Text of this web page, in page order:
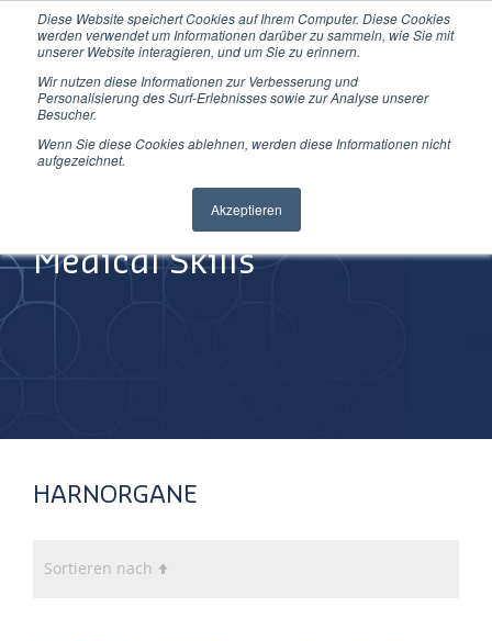
Diese Website speichert Cookies auf Ihrem Computer. Diese Cookies
werden verwendet um Informationen darüber zu sammeln, wie Sie mit
unserer Website interagieren, und um Sie zu erinnern.
Wir nutzen diese Informationen zur Verbesserung und
Personalisierung des Surf-Erlebnisses sowie zur Analyse unserer
Besucher.
Wenn Sie diese Cookies ablehnen, werden diese Informationen nicht
aufgezeichnet.
Akzeptieren
Direkt
zum
Medical Skills
HARNORGANE
Sortieren nach